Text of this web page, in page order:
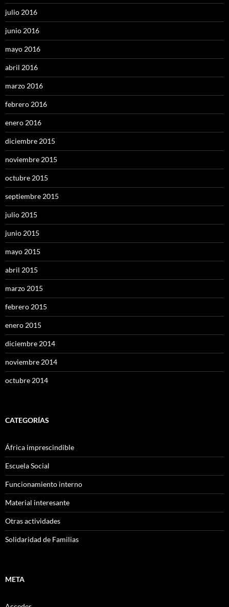
julio 2016
junio 2016
mayo 2016
abril 2016
marzo 2016
febrero 2016
enero 2016
diciembre 2015
noviembre 2015
octubre 2015
septiembre 2015
julio 2015
junio 2015
mayo 2015
abril 2015
marzo 2015
febrero 2015
enero 2015
diciembre 2014
noviembre 2014
octubre 2014
CATEGORÍAS
África imprescindible
Escuela Social
Funcionamiento interno
Material interesante
Otras actividades
Solidaridad de Familias
META